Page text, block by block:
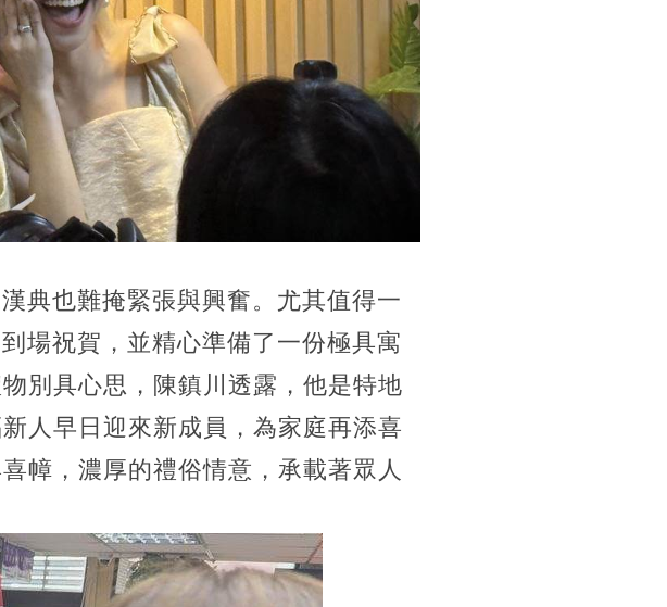
典也難掩緊張與興奮。尤其值得一
場祝賀，並精心準備了一份極具寓
別具心思，陳鎮川透露，他是特地
人早日迎來新成員，為家庭再添喜
幛，濃厚的禮俗情意，承載著眾人